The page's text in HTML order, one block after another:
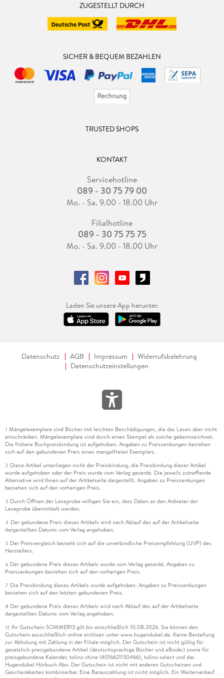
ZUGESTELLT DURCH
SICHER & BEQUEM BEZAHLEN
TRUSTED SHOPS
KONTAKT
Servicehotline
089 - 30 75 79 00
Mo. - Sa. 9.00 - 18.00 Uhr
Filialhotline
089 - 30 75 75 75
Mo. - Sa. 9.00 - 18.00 Uhr
Laden Sie unsere App herunter.
Datenschutz AGB Impressum
Widerrufsbelehrung
Datenschutzeinstellungen
1 Mängelexemplare sind Bücher mit leichten Beschädigungen, die das Lesen aber nicht
einschränken. Mängelexemplare sind durch einen Stempel als solche gekennzeichnet.
Die frühere Buchpreisbindung ist aufgehoben. Angaben zu Preissenkungen beziehen
sich auf den gebundenen Preis eines mangelfreien Exemplars.
2 Diese Artikel unterliegen nicht der Preisbindung, die Preisbindung dieser Artikel
wurde aufgehoben oder der Preis wurde vom Verlag gesenkt. Die jeweils zutreffende
Alternative wird Ihnen auf der Artikelseite dargestellt. Angaben zu Preissenkungen
beziehen sich auf den vorherigen Preis.
3 Durch Öffnen der Leseprobe willigen Sie ein, dass Daten an den Anbieter der
Leseprobe übermittelt werden.
4 Der gebundene Preis dieses Artikels wird nach Ablauf des auf der Artikelseite
dargestellten Datums vom Verlag angehoben.
5 Der Preisvergleich bezieht sich auf die unverbindliche Preisempfehlung (UVP) des
Herstellers.
6 Der gebundene Preis dieses Artikels wurde vom Verlag gesenkt. Angaben zu
Preissenkungen beziehen sich auf den vorherigen Preis.
7 Die Preisbindung dieses Artikels wurde aufgehoben. Angaben zu Preissenkungen
beziehen sich auf den letzten gebundenen Preis.
8 Der gebundene Preis dieses Artikels wird nach Ablauf des auf der Artikelseite
dargestellten Datums vom Verlag angehoben.
12 Ihr Gutschein SOMMER13 gilt bis einschließlich 10.08.2026. Sie können den
Gutschein ausschließlich online einlösen unter www.hugendubel.de. Keine Bestellung
zur Abholung mit Zahlung in der Filiale möglich. Der Gutschein ist nicht gültig für
gesetzlich preisgebundene Artikel (deutschsprachige Bücher und eBooks) sowie für
preisgebundene Kalender, tolino shine (4016621130466), tolino select und das
Hugendubel Hörbuch Abo. Der Gutschein ist nicht mit anderen Gutscheinen und
Geschenkkarten kombinierbar. Eine Barauszahlung ist nicht möglich. Ein Weiterverkauf